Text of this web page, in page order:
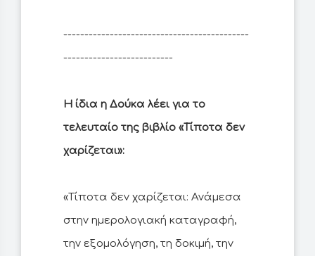
--------------------------------------------
--------------------------
H ίδια η Δούκα λέει για το
τελευταίο της βιβλίο «Τίποτα δεν
χαρίζεται»:
«Τίποτα δεν χαρίζεται: Ανάμεσα
στην ημερολογιακή καταγραφή,
την εξομολόγηση, τη δοκιμή, την